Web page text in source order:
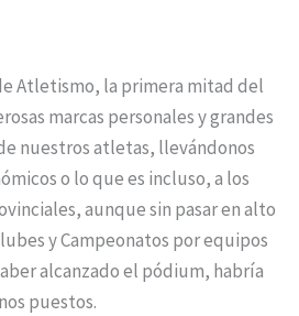
Atletismo, la primera mitad del
marcas personales y grandes
nuestros atletas, llevándonos
o lo que es incluso, a los
aunque sin pasar en alto
y Campeonatos por equipos
alcanzado el pódium, habría
puestos.